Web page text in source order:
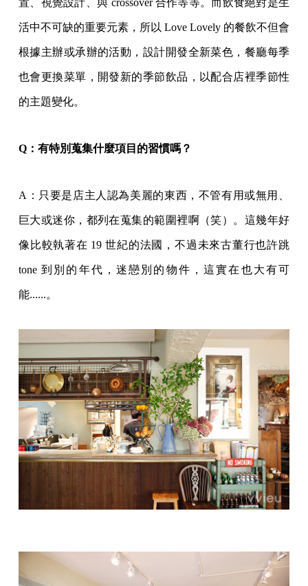
活中不可缺的重要元素，所以 Love Lovely 的餐飲不但會
根據主辦或承辦的活動，設計開發全新菜色，餐廳每季
也會更換菜單，開發新的季節飲品，以配合店裡季節性
的主題變化。
Q：有特別蒐集什麼項目的習慣嗎？
A：只要是店主人認為美麗的東西，不管有用或無用、
巨大或迷你，都列在蒐集的範圍裡啊（笑）。這幾年好
像比較執著在 19 世紀的法國，不過未來古董行也許跳
tone 到別的年代，迷戀別的物件，這實在也大有可
能......。